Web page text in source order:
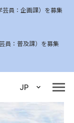
員：企画課）を募集
員：普及課）を募集
JP